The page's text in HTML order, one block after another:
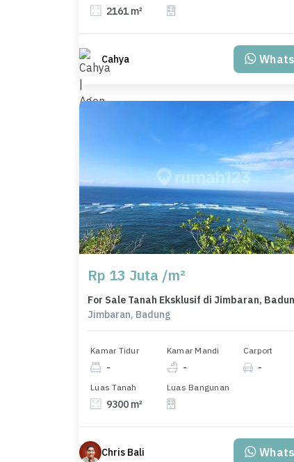
2161 m²
Cahya
Rp 13 Juta /m²
Jimbaran, Badung
Kamar Tidur
-
Kamar Mandi
-
Carport
-
Luas Tanah
9300 m²
Luas Bangunan
Chris Bali